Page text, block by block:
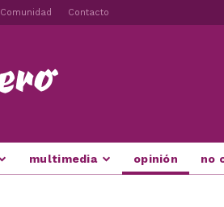
Comunidad Contacto
multimedia opinión no